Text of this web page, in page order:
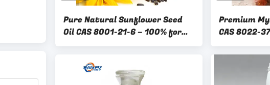
Pure Natural Sunflower Seed
Oil CAS 8001-21-6 – 100% for
Cosmetic & Food
Premium
CAS 8022-
Natural for
Skincare